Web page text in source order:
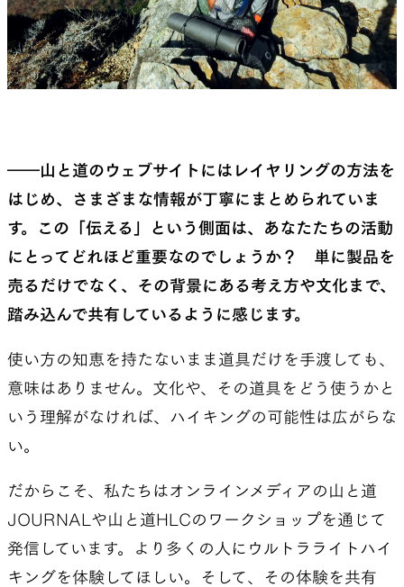
――山と道のウェブサイトにはレイヤリングの方法を
はじめ、さまざまな情報が丁寧にまとめられていま
す。この「伝える」という側面は、あなたたちの活動
にとってどれほど重要なのでしょうか？ 単に製品を
売るだけでなく、その背景にある考え方や文化まで、
踏み込んで共有しているように感じます。
使い方の知恵を持たないまま道具だけを手渡しても、
意味はありません。文化や、その道具をどう使うかと
いう理解がなければ、ハイキングの可能性は広がらな
い。
だからこそ、私たちはオンラインメディアの山と道
JOURNALや山と道HLCのワークショップを通じて
発信しています。より多くの人にウルトラライトハイ
キングを体験してほしい。そして、その体験を共有